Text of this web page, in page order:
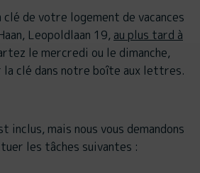
de votre logement de vacances
Leopoldlaan 19, au plus tard à
le mercredi ou le dimanche,
la clé dans notre boîte aux lettres.
inclus, mais nous vous demandons
les tâches suivantes :